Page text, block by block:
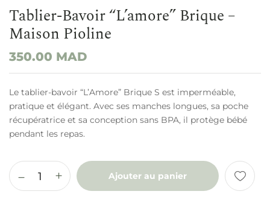
Tablier-Bavoir “L’amore” Brique –
Maison Pioline
350.00 MAD
Le tablier-bavoir “L’Amore” Brique S est imperméable,
pratique et élégant. Avec ses manches longues, sa poche
récupératrice et sa conception sans BPA, il protège bébé
pendant les repas.
Ajouter au panier